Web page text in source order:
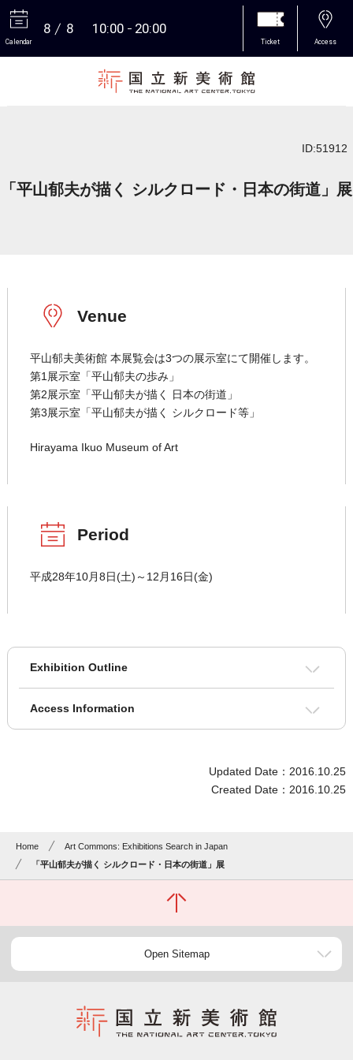
Calendar
8 8 10:00 20:00
Ticket Access
ID:51912
「平山郁夫が描く シルクロード・日本の街道」展
Venue
平山郁夫美術館 本展覧会は3つの展示室にて開催します。
第1展示室「平山郁夫の歩み」
第2展示室「平山郁夫が描く 日本の街道」
第3展示室「平山郁夫が描く シルクロード等」
Hirayama Ikuo Museum of Art
Period
平成28年10月8日(土)～12月16日(金)
Exhibition Outline
Access Information
Updated Date：2016.10.25
Created Date：2016.10.25
Home
Art Commons: Exhibitions Search in Japan
「平山郁夫が描く シルクロード・日本の街道」展
Open Sitemap